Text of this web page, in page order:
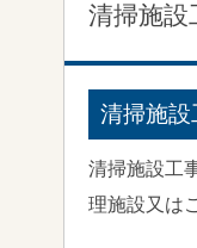
清掃施設
清掃施設
清掃施設工
理施設又は